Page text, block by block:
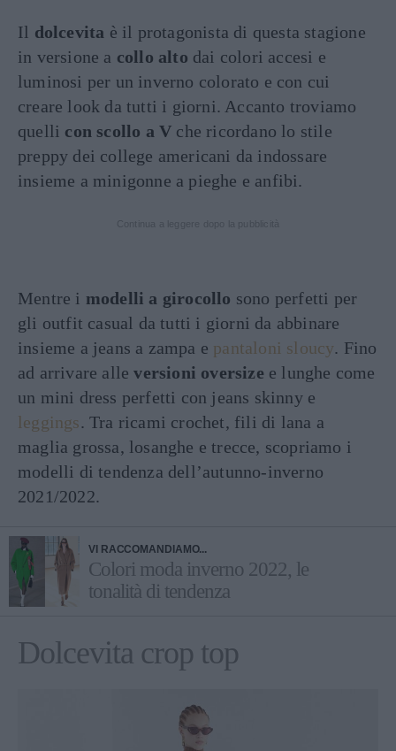
Il dolcevita è il protagonista di questa stagione
in versione a collo alto dai colori accesi e
luminosi per un inverno colorato e con cui
creare look da tutti i giorni. Accanto troviamo
quelli con scollo a V che ricordano lo stile
preppy dei college americani da indossare
insieme a minigonne a pieghe e anfibi.
Mentre i modelli a girocollo sono perfetti per
gli outfit casual da tutti i giorni da abbinare
insieme a jeans a zampa e pantaloni sloucy. Fino
ad arrivare alleversioni oversize e lunghe come
un mini dress perfetti con jeans skinny e
leggings. Tra ricami crochet, fili di lana a
maglia grossa, losanghe e trecce, scopriamo i
modelli di tendenza dell’autunno-inverno
2021/2022.
VI RACCOMANDIAMO...
Colori moda inverno 2022, le
tonalità di tendenza
Dolcevita crop top